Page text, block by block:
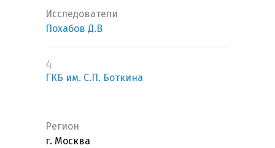
Исследователи
Похабов Д.В
4
ГКБ им. С.П. Боткина
Регион
г. Москва